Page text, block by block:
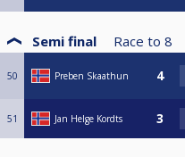
Semi final Race to 8
50 Preben Skaathun
51 Jan Helge Kordts